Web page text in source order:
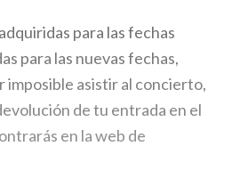
para las fechas
para las nuevas fechas,
imposible asistir al concierto,
de tu entrada en el
en la web de